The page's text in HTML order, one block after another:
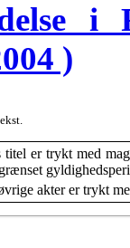
i
)
titel er trykt med
akter er trykt